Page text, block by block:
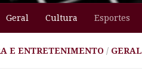
Geral Cultura Esportes
E ENTRETENIMENTO / GERAL